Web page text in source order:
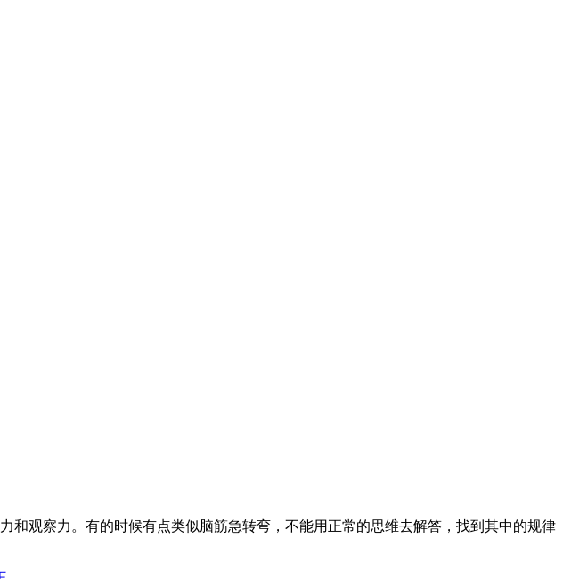
观察力。有的时候有点类似脑筋急转弯，不能用正常的思维去解答，找到其中的规律